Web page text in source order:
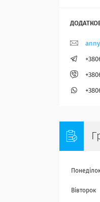
Вівторок